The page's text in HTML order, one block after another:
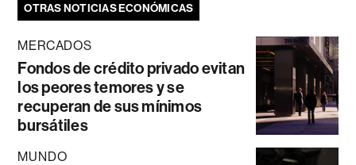
OTRAS NOTICIAS ECONÓMICAS
MERCADOS
Fondos de crédito privado evitan
los peores temores y se
recuperan de sus mínimos
bursátiles
MUNDO